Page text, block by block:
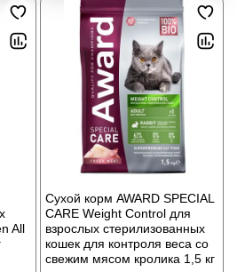
All
Сухой корм AWARD SPECIAL
CARE Weight Control для
взрослых стерилизованных
кошек для контроля веса со
свежим мясом кролика 1,5 кг